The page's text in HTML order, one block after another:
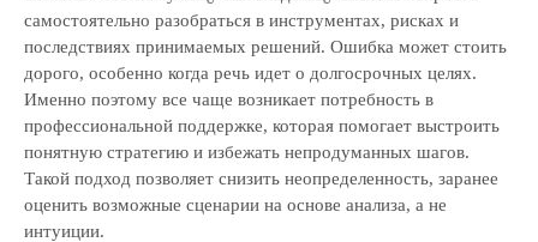
самостоятельно разобраться в инструментах, рисках и
последствиях принимаемых решений. Ошибка может стоить
дорого, особенно когда речь идет о долгосрочных целях.
Именно поэтому все чаще возникает потребность в
профессиональной поддержке, которая помогает выстроить
понятную стратегию и избежать непродуманных шагов.
Такой подход позволяет снизить неопределенность, заранее
оценить возможные сценарии на основе анализа, а не
интуиции.